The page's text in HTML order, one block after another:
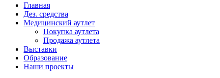
Главная
Дез. средства
Медицинский аутлет
Покупка аутлета
Продажа аутлета
Выставки
Образование
Наши проекты